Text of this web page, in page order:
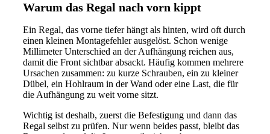
Warum das Regal nach vorn kippt
Ein Regal, das vorne tiefer hängt als hinten, wird oft durch
einen kleinen Montagefehler ausgelöst. Schon wenige
Millimeter Unterschied an der Aufhängung reichen aus,
damit die Front sichtbar absackt. Häufig kommen mehrere
Ursachen zusammen: zu kurze Schrauben, ein zu kleiner
Dübel, ein Hohlraum in der Wand oder eine Last, die für
die Aufhängung zu weit vorne sitzt.
Wichtig ist deshalb, zuerst die Befestigung und dann das
Regal selbst zu prüfen. Nur wenn beides passt, bleibt das